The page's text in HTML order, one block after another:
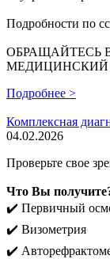
Подробности по
ОБРАЩАЙТЕСЬ
МЕДИЦИНСКИЙ
Подробнее >
Комплексная
04.02.2026
Проверьте свое
Что Вы
✔️ Первичный
✔️ Визометрия
✔️